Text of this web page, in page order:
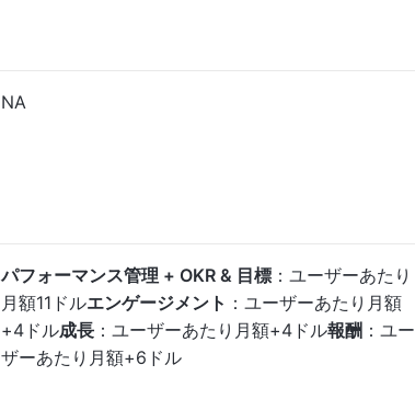
NA
パフォーマンス管理 + OKR & 目標 ：ユーザーあたり
月額11ドルエンゲージメント ：ユーザーあたり月額
+4ドル成長 ：ユーザーあたり月額+4ドル報酬 ：ユー
ザーあたり月額+6ドル